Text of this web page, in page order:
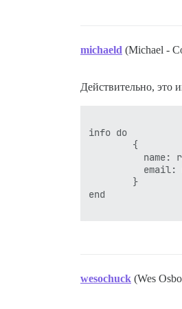
michaeld (Michael -
Действительно, это
info do
        {
name:
email:
        }
end
wesochuck (Wes